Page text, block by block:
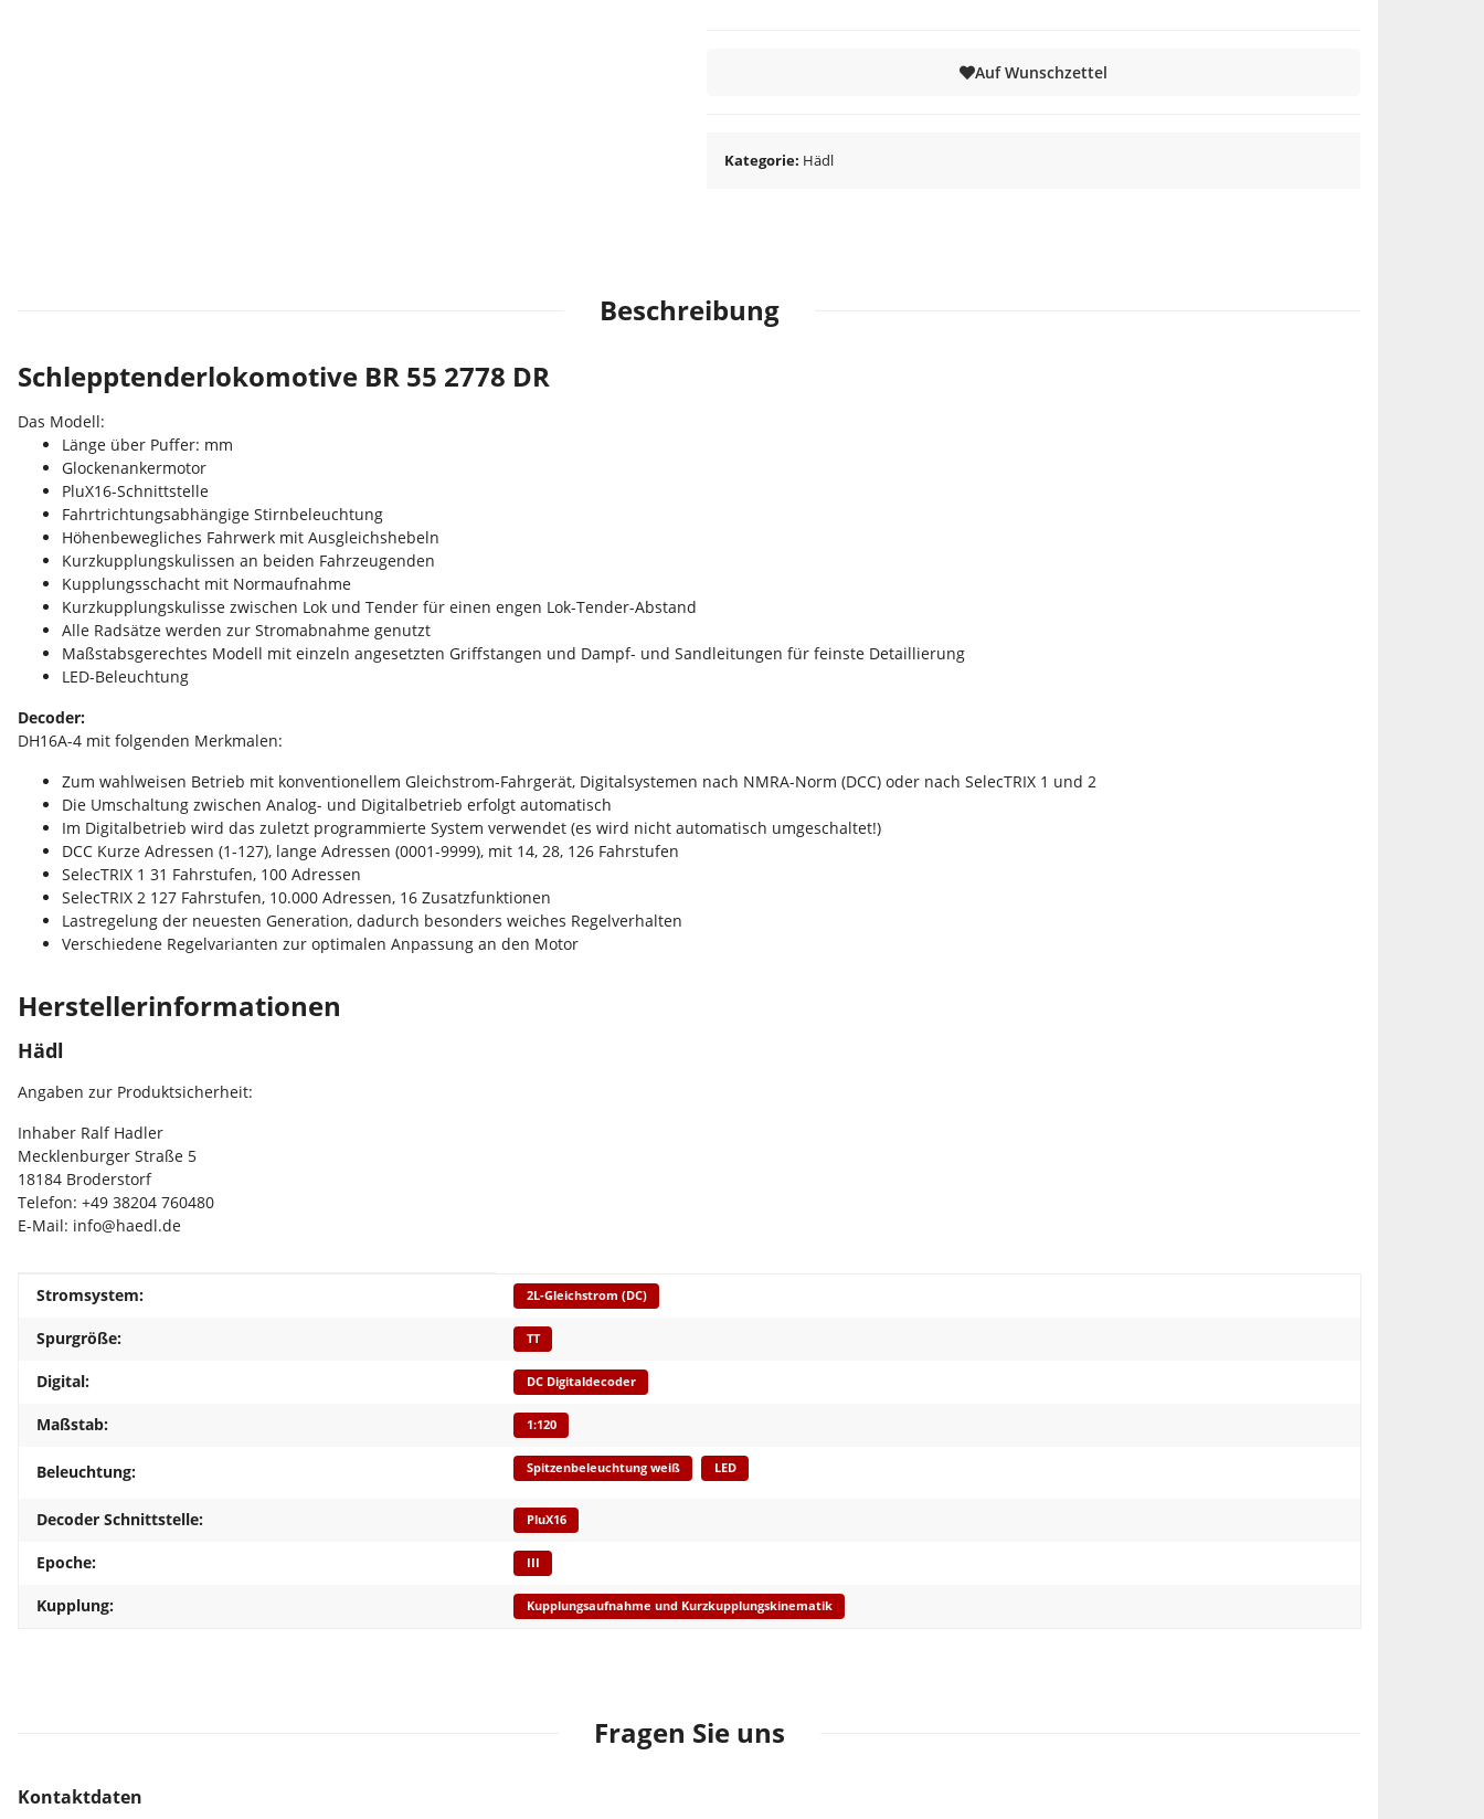
Kategorie Hädl
Auf Wunschzettel
Beschreibung
Schlepptenderlokomotive BR 55 2778 DR
Das Modell:
Länge über Puffer: mm
Glockenankermotor
PluX16-Schnittstelle
Fahrtrichtungsabhängige Stirnbeleuchtung
Höhenbewegliches Fahrwerk mit Ausgleichshebeln
Kurzkupplungskulissen an beiden Fahrzeugenden
Kupplungsschacht mit Normaufnahme
Kurzkupplungskulisse zwischen Lok und Tender für einen engen Lok-Tender-Abstand
Alle Radsätze werden zur Stromabnahme genutzt
Maßstabsgerechtes Modell mit einzeln angesetzten Griffstangen und Dampf- und Sandleitungen für feinste Detaillierung
LED-Beleuchtung
Decoder:
DH16A-4 mit folgenden Merkmalen:
Zum wahlweisen Betrieb mit konventionellem Gleichstrom-Fahrgerät, Digitalsystemen nach NMRA-Norm (DCC) oder nach SelecTRIX 1 und 2
Die Umschaltung zwischen Analog- und Digitalbetrieb erfolgt automatisch
Im Digitalbetrieb wird das zuletzt programmierte System verwendet (es wird nicht automatisch umgeschaltet!)
DCC Kurze Adressen (1-127), lange Adressen (0001-9999), mit 14, 28, 126 Fahrstufen
SelecTRIX 1 31 Fahrstufen, 100 Adressen
SelecTRIX 2 127 Fahrstufen, 10.000 Adressen, 16 Zusatzfunktionen
Lastregelung der neuesten Generation, dadurch besonders weiches Regelverhalten
Verschiedene Regelvarianten zur optimalen Anpassung an den Motor
Herstellerinformationen
Hädl
Angaben zur Produktsicherheit:
Inhaber Ralf Hadler
Mecklenburger Straße 5
18184 Broderstorf
Telefon: +49 38204 760480
E-Mail: info@haedl.de
Produkteigenschaft
Wert
Stromsystem: 2L-Gleichstrom (DC)
Spurgröße: TT
Digital: DC Digitaldecoder
Maßstab: 1:120
Beleuchtung: Spitzenbeleuchtung weiß LED
Decoder Schnittstelle: PluX16
Epoche: III
Kupplung: Kupplungsaufnahme und Kurzkupplungskinematik
Fragen Sie uns
Kontaktdaten